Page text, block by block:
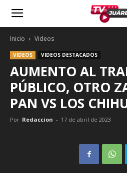
Inicio Videos
VIDEOS VIDEOS DESTACADOS
AUMENTO AL
PÚBLICO, OTRO
PAN VS LOS
Por Redaccion - 17 de abril de 2023